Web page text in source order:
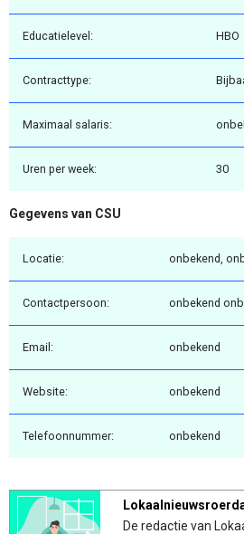
Educatielevel: HBO
Contracttype:
Maximaal salaris:
Uren per week: 30
Gegevens van CSU
Locatie: onbekend,
Contactpersoon: onbekend
Email: onbekend
Website: onbekend
Telefoonnummer: onbekend
De redactie van